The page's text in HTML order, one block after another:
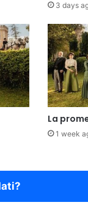
3 days
La
1 week